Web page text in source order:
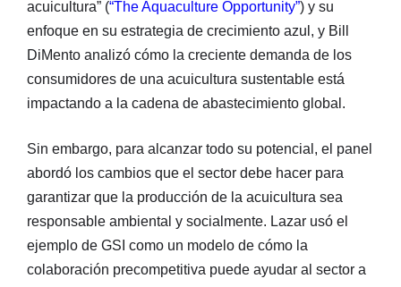
acuicultura” (“The Aquaculture Opportunity”) y su
enfoque en su estrategia de crecimiento azul, y Bill
DiMento analizó cómo la creciente demanda de los
consumidores de una acuicultura sustentable está
impactando a la cadena de abastecimiento global.
Sin embargo, para alcanzar todo su potencial, el panel
abordó los cambios que el sector debe hacer para
garantizar que la producción de la acuicultura sea
responsable ambiental y socialmente. Lazar usó el
ejemplo de GSI como un modelo de cómo la
colaboración precompetitiva puede ayudar al sector a